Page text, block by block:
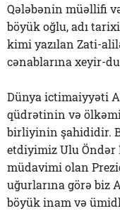
Qələbənin müəllifi
böyük oğlu, adı
kimi yazılan Zati-
cənablarına xeyir-
Dünya ictimaiyyəti
qüdrətinin və
birliyinin şahididir.
etdiyimiz Ulu
müdavimi olan
uğurlarına görə biz
böyük inam və